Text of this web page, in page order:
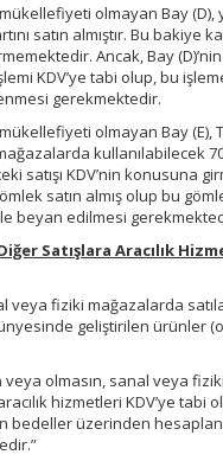
olmayan Bay
satın almıştır. Bu
Ancak, Bay
KDV’ye tabi olup, bu
gerekmektedir.
olmayan Bay (E),
kullanılabilecek
satışı KDV’nin konusuna
satın almış olup bu
beyan edilmesi
Satışlara Aracılık
veya fiziki mağazalarda
geliştirilen ürünler
veya olmasın, sanal veya
hizmetleri KDV’ye
bedeller üzerinden